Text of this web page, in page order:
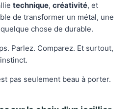
technique, créativité, et
de transformer un métal, une
chose de durable.
Parlez. Comparez. Et surtout,
pas seulement beau à porter.